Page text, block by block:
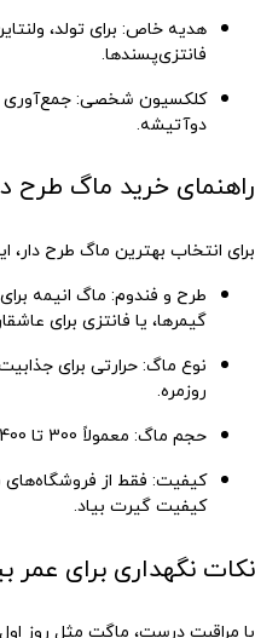
هدیه خاص: برای تولد،
فانتزی‌پسندها.
کلکسیون شخصی: جمع‌آوری
دوآتیشه.
راهنمای خرید ماگ طرح
برای انتخاب بهترین ماگ طرح دار،
طرح و فندوم: ماگ انیمه
گیمرها، یا فانتزی برای
نوع ماگ: حرارتی برای
روزمره.
حجم ماگ: معمولاً 300 تا 400 میلی‌لیتر، بسته به نیازت انتخاب کن.
کیفیت: فقط از
کیفیت گیرت بیاد.
نکات نگهداری برای عمر
با مراقبت درست، ماگت مثل روز